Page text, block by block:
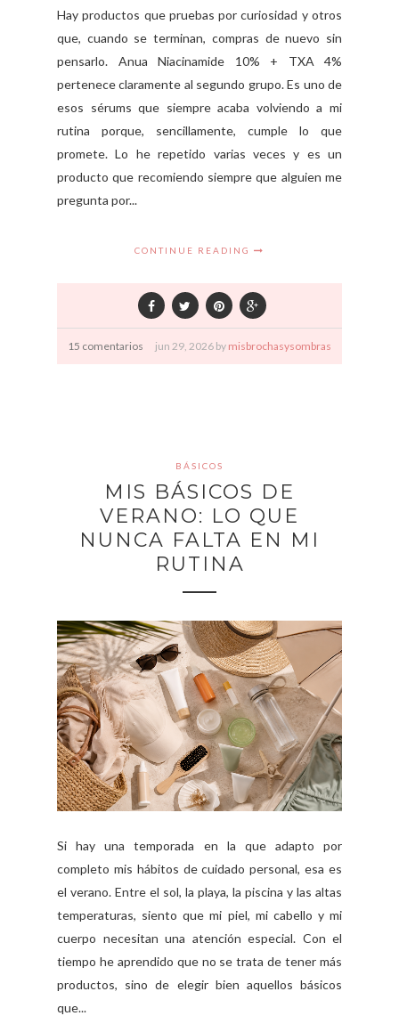
Hay productos que pruebas por curiosidad y otros
que, cuando se terminan, compras de nuevo sin
pensarlo. Anua Niacinamide 10% + TXA 4%
pertenece claramente al segundo grupo. Es uno de
esos sérums que siempre acaba volviendo a mi
rutina porque, sencillamente, cumple lo que
promete. Lo he repetido varias veces y es un
producto que recomiendo siempre que alguien me
pregunta por...
CONTINUE READING
15 comentarios jun 29, 2026 by misbrochasysombras
BÁSICOS
MIS BÁSICOS DE
VERANO: LO QUE
NUNCA FALTA EN MI
RUTINA
Si hay una temporada en la que adapto por
completo mis hábitos de cuidado personal, esa es
el verano. Entre el sol, la playa, la piscina y las altas
temperaturas, siento que mi piel, mi cabello y mi
cuerpo necesitan una atención especial. Con el
tiempo he aprendido que no se trata de tener más
productos, sino de elegir bien aquellos básicos
que...